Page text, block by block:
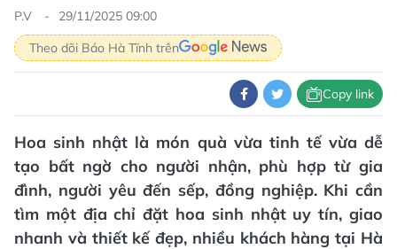
P.V
29/11/2025 09:00
Theo dõi Báo Hà Tĩnh trên
Copy link
Hoa sinh nhật là món quà vừa tinh tế vừa dễ
tạo bất ngờ cho người nhận, phù hợp từ gia
đình, người yêu đến sếp, đồng nghiệp. Khi cần
tìm một địa chỉ đặt hoa sinh nhật uy tín, giao
nhanh và thiết kế đẹp, nhiều khách hàng tại Hà